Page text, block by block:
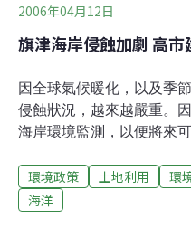
2006年04月12日
旗津海岸侵蝕加劇 高
因全球氣候暖化，以及季
侵蝕狀況，越來越嚴重。
海岸環境監測，以便將來
環境政策 土地利用 環
海洋